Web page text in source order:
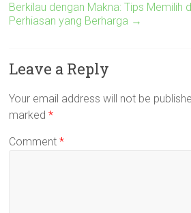
Berkilau dengan Makna: Tips Memilih
Perhiasan yang Berharga →
Leave a Reply
Your email address will not be
marked*
Comment*